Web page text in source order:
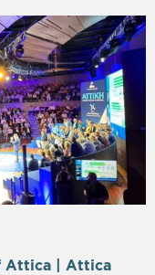
Attica | Attica